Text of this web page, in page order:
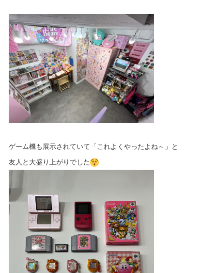
ゲーム機も展示されていて「これよくやったよね～」と
友人と大盛り上がりでした